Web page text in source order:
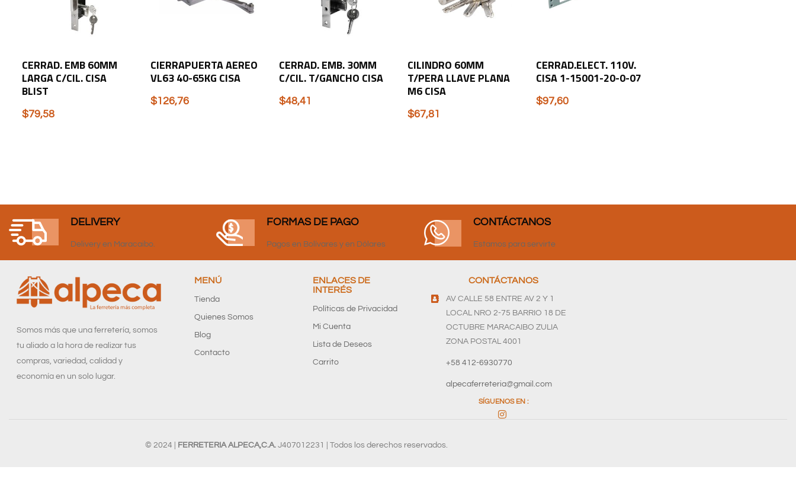
CERRAD. EMB 60MM
LARGA C/CIL. CISA
BLIST
$79,58
CIERRAPUERTA AEREO
VL63 40-65KG CISA
$126,76
CERRAD. EMB. 30MM
C/CIL. T/GANCHO CISA
$48,41
CILINDRO 60MM
T/PERA LLAVE PLANA
M6 CISA
$67,81
CERRAD.ELECT. 110V.
CISA 1-15001-20-0-07
$97,60
DELIVERY
Delivery en Maracaibo.
FORMAS DE PAGO
Pagos en Bolívares y en Dólares
CONTÁCTANOS
Estamos para servirte
Somos más que una ferretería, somos
tu aliado a la hora de realizar tus
compras, variedad, calidad y
economía en un solo lugar.
MENÚ
Tienda
Quienes Somos
Blog
Contacto
ENLACES DE
INTERÉS
Políticas de Privacidad
Mi Cuenta
Lista de Deseos
Carrito
CONTÁCTANOS
AV CALLE 58 ENTRE AV 2 Y 1
LOCAL NRO 2-75 BARRIO 18 DE
OCTUBRE MARACAIBO ZULIA
ZONA POSTAL 4001
+58 412-6930770
alpecaferreteria@gmail.com
SÍGUENOS EN :
© 2024 | FERRETERIA ALPECA,C.A.J407012231 | Todos los derechos reservados.